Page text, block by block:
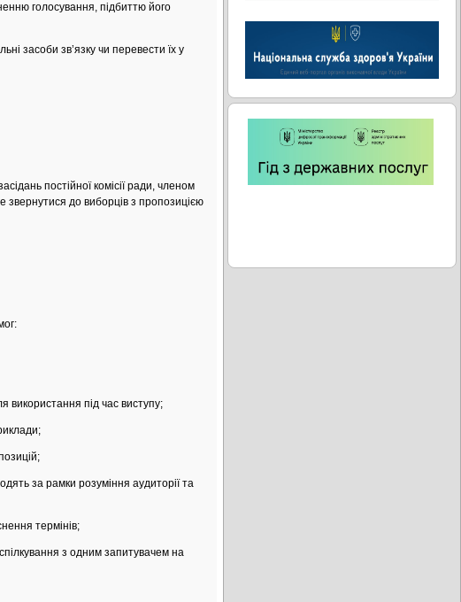
голосування, підбиттю його
засоби зв’язку чи перевести їх у
постійної комісії ради, членом
звернутися до виборців з пропозицією
використання під час виступу;
за рамки розуміння аудиторії та
термінів;
з одним запитувачем на